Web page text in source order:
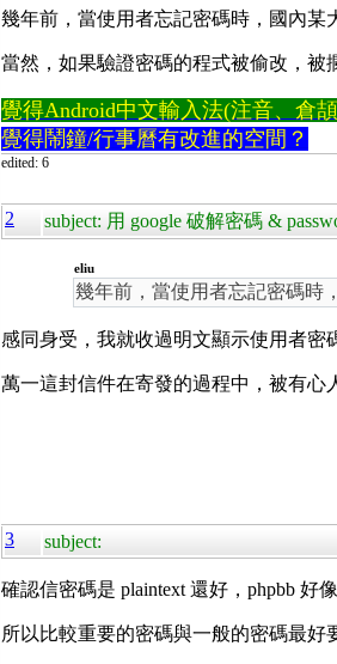
幾年前，當使用者忘記密碼時，國內某
當然，如果驗證密碼的程式被偷改，被
覺得Android中文輸入法(注音、倉
覺得鬧鐘/行事曆有改進的空間？
edited: 6
2 subject: 用 google 破解密碼 &
eliu
幾年前，當使用者忘記密碼時
感同身受，我就收過明文顯示使用者密
萬一這封信件在寄發的過程中，被有心
3 subject:
確認信密碼是 plaintext 還好，phpbb 好
所以比較重要的密碼與一般的密碼最好